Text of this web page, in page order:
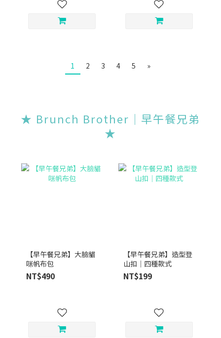
1 2 3 4 5 »
★ Brunch Brother｜早午餐兄弟
★
【早午餐兄弟】大臉貓
咪帆布包
NT$490
【早午餐兄弟】造型登
山扣｜四種款式
NT$199